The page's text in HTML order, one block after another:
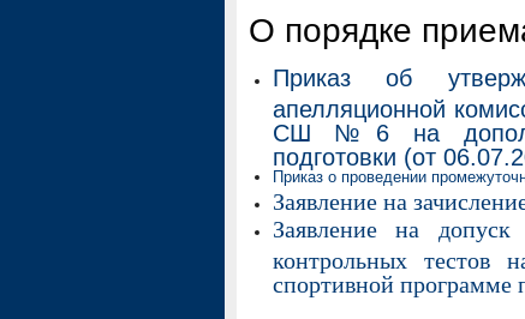
О порядке
Приказ об
апелляционной
СШ №6 на
подготовки (от
Приказ о проведении
Заявление на
Заявление на
контрольных тестов
спортивной программе